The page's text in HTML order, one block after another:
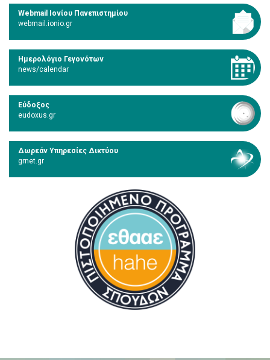
Webmail Ιονίου Πανεπιστημίου
webmail.ionio.gr
Ημερολόγιο Γεγονότων
news/calendar
Εύδοξος
eudoxus.gr
Δωρεάν Υπηρεσίες Δικτύου
grnet.gr